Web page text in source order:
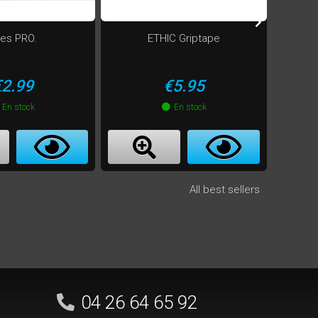
PRO.
En stock
ETHIC Griptape
Price
€5.95
En stock
All best sellers
04 26 64 65 92